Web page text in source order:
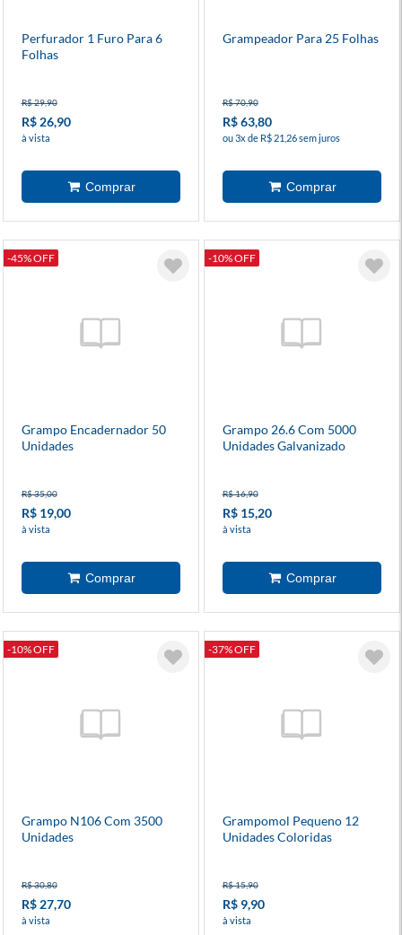
Perfurador 1 Furo Para 6
Folhas
R$ 29,90
R$ 26,90
à vista
Grampeador Para 25 Folhas
R$ 70,90
R$ 63,80
ou 3x de R$ 21,26 sem juros
-45% OFF
Grampo Encadernador 50
Unidades
R$ 35,00
R$ 19,00
à vista
-10% OFF
Grampo 26.6 Com 5000
Unidades Galvanizado
R$ 16,90
R$ 15,20
à vista
-10% OFF
Grampo N106 Com 3500
Unidades
R$ 30,80
R$ 27,70
à vista
-37% OFF
Grampomol Pequeno 12
Unidades Coloridas
R$ 15,90
R$ 9,90
à vista